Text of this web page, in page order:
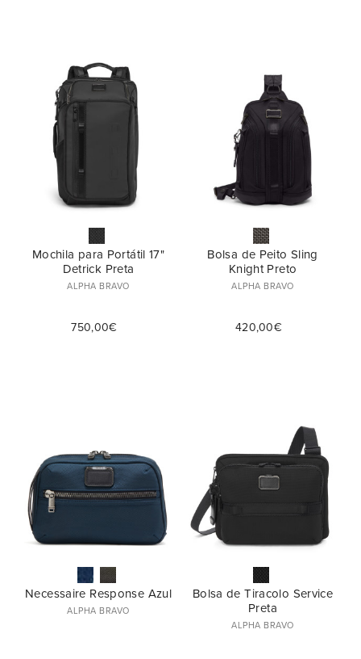
Mochila para Portátil 17"
Detrick Preta
ALPHA BRAVO
750,00€
Bolsa de Peito Sling
Knight Preto
ALPHA BRAVO
420,00€
Necessaire Response Azul
ALPHA BRAVO
Bolsa de Tiracolo Service
Preta
ALPHA BRAVO